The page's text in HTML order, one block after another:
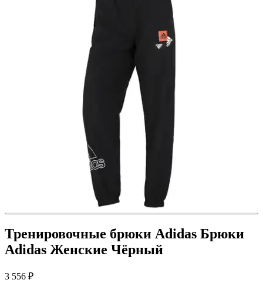
Тренировочные брюки Adidas Брюки
Adidas Женские Чёрный
3 556 ₽